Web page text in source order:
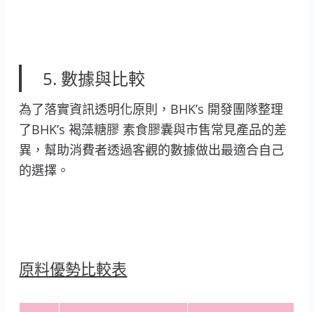
5. 數據與比較
為了落實資訊透明化原則，BHK’s 開發團隊整理
了BHK’s 褐藻糖膠 素食膠囊與市售常見產品的差
異，幫助消費者透過客觀的數據做出最適合自己
的選擇。
原料優勢比較表